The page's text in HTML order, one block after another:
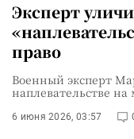
Эксперт
право
Военный эксперт
наплевательстве
6 июня 2026, 03:57